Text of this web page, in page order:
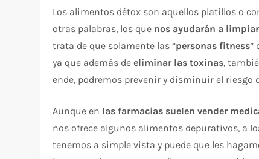
Los alimentos détox son aquellos platillos o
otras palabras, los que nos ayudarán a
trata de que solamente las “personas fitness”
ya que además deeliminar las toxinas,
ende, podremos prevenir y disminuir el riesgo
Aunque en las farmacias suelen vender
nos ofrece algunos alimentos depurativos, a
tenemos a simple vista y puede que les